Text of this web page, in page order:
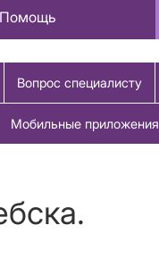
Помощь
Вопрос специалисту
Мобильные приложения